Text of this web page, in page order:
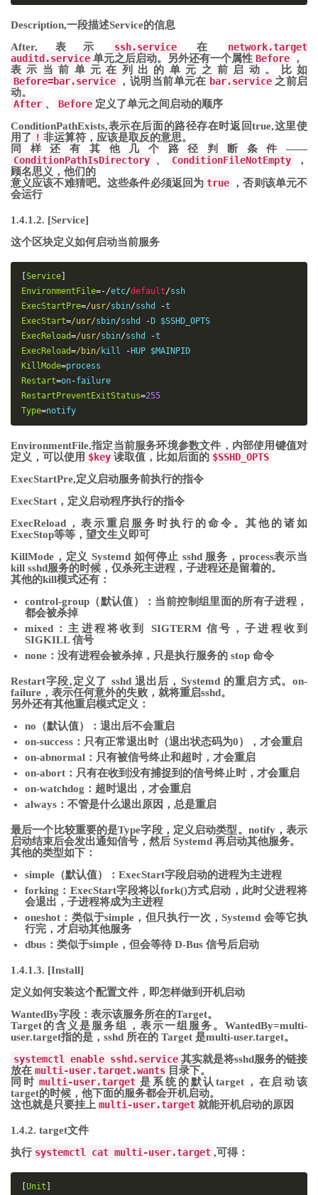
Description,一段描述Service的信息
After,表示
ssh.service 在
network.target
auditd.service 单元之后启动。另外还有一个属性 Before
，
表示当前单元在列出的单元之前启动。比如
Before=bar.service
，说明当前单元在 bar.service 之前启
动。
After 、 Before 定义了单元之间启动的顺序
ConditionPathExists,表示在后面的路径存在时返回true,这里使
用了 ! 非运算符，应该是取反的意思。
同样还有其他几个路径判断条件——
ConditionPathIsDirectory 、 ConditionFileNotEmpty
，
顾名思义，他们的
意义应该不难猜吧。这些条件必须返回为 true
，否则该单元不
会运行
1.4.1.2. [Service]
这个区块定义如何启动当前服务
Service
EnvironmentFile=-/etc/default/
ExecStartPre=/usr/sbin/sshd -
ExecStart=/usr/sbin/sshd -
ExecReload=/usr/sbin/sshd -
ExecReload=/bin/ kill -
KillMode=
Restart=on-
RestartPreventExitStatus=255
Type=notify
EnvironmentFile,指定当前服务环境参数文件，内部使用键值对
定义，可以使用 $key 读取值，比如后面的 $SSHD_OPTS
ExecStartPre,定义启动服务前执行的指令
ExecStart，定义启动程序执行的指令
ExecReload，表示重启服务时执行的命令。其他的诸如
ExecStop等等，望文生义即可
KillMode，定义 Systemd 如何停止 sshd 服务，process表示当
kill sshd服务的时候，仅杀死主进程，子进程还是留着的。
其他的kill模式还有：
control-group（默认值）：当前控制组里面的所有子进程，
都会被杀掉
mixed：主进程将收到 SIGTERM 信号，子进程收到
SIGKILL 信号
none：没有进程会被杀掉，只是执行服务的 stop 命令
Restart字段,定义了 sshd 退出后，Systemd 的重启方式。on-
failure，表示任何意外的失败，就将重启sshd。
另外还有其他重启模式定义：
no（默认值）：退出后不会重启
on-success：只有正常退出时（退出状态码为0），才会重启
on-abnormal：只有被信号终止和超时，才会重启
on-abort：只有在收到没有捕捉到的信号终止时，才会重启
on-watchdog：超时退出，才会重启
always：不管是什么退出原因，总是重启
最后一个比较重要的是Type字段，定义启动类型。notify，表示
启动结束后会发出通知信号，然后 Systemd 再启动其他服务。
其他的类型如下：
simple（默认值）：ExecStart字段启动的进程为主进程
forking：ExecStart字段将以fork()方式启动，此时父进程将
会退出，子进程将成为主进程
oneshot：类似于simple，但只执行一次，Systemd 会等它执
行完，才启动其他服务
dbus：类似于simple，但会等待 D-Bus 信号后启动
1.4.1.3. [Install]
定义如何安装这个配置文件，即怎样做到开机启动
WantedBy字段：表示该服务所在的Target。
Target的含义是服务组，表示一组服务。WantedBy=multi-
user.target指的是，sshd 所在的 Target 是multi-user.target。
systemctl enable sshd.service 其实就是将sshd服务的链接
放在 multi-user.target.wants 目录下。
同时 multi-user.target 是系统的默认target，在启动该
target的时候，他下面的服务都会开机启动。
这也就是只要挂上 multi-user.target 就能开机启动的原因
1.4.2. target文件
执行 systemctl cat multi-user.target ,可得：
Unit